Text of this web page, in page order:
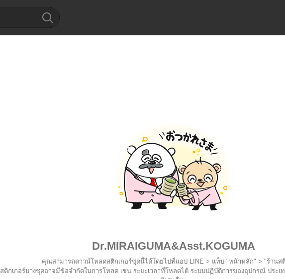
Dr.MIRAIGUMA&Asst.KOGUMA
คุณสามารถดาวน์โหลดสติกเกอร์ชุดนี้ได้โดยไปที่แอป LINE > แท็บ "หน้าหลัก" > "ร้านส
สติกเกอร์บางชุดอาจมีข้อจำกัดในการโหลด เช่น ระยะเวลาที่โหลดได้ ระบบปฏิบัติการของอุปกรณ์ ประเ